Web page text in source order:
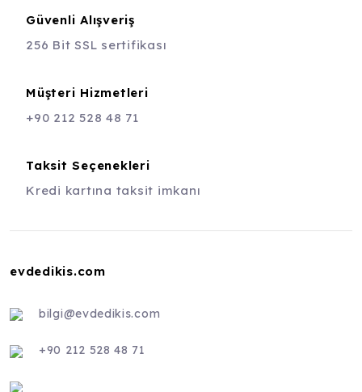
Güvenli Alışveriş
256 Bit SSL sertifikası
Müşteri Hizmetleri
+90 212 528 48 71
Taksit Seçenekleri
Kredi kartına taksit imkanı
evdedikis.com
bilgi@evdedikis.com
+90 212 528 48 71